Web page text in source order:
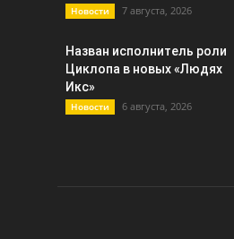
Новости 7 августа, 2026
Назван исполнитель роли
Циклопа в новых «Людях
Икс»
Новости 6 августа, 2026